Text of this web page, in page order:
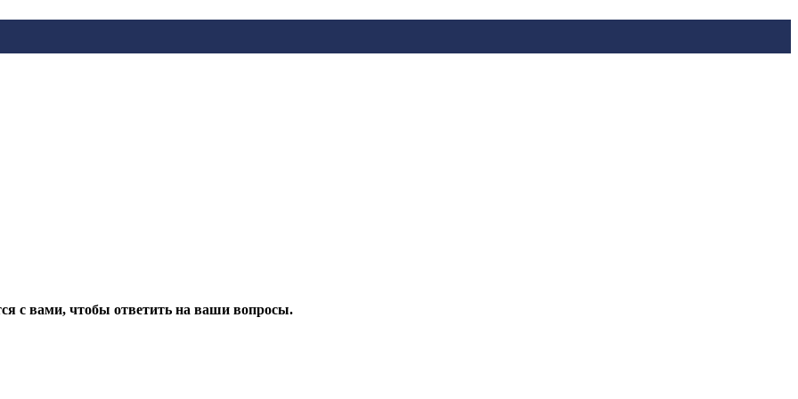
с вами, чтобы ответить на ваши вопросы.